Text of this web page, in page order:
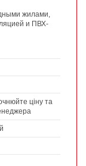
жилами,
и ПВХ-
ціну та